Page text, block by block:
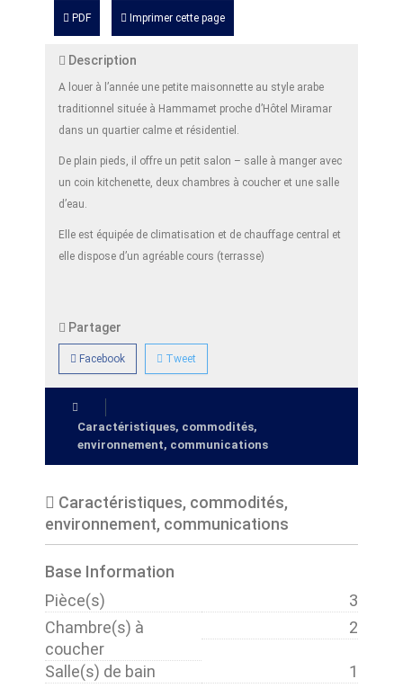
PDF Imprimer cette page
Description
A louer à l’année une petite maisonnette au style arabe
traditionnel située à Hammamet proche d’Hôtel Miramar
dans un quartier calme et résidentiel.
De plain pieds, il offre un petit salon – salle à manger avec
un coin kitchenette, deux chambres à coucher et une salle
d’eau.
Elle est équipée de climatisation et de chauffage central et
elle dispose d’un agréable cours (terrasse)
Partager
Facebook Tweet
Caractéristiques, commodités,
environnement, communications
Caractéristiques, commodités,
environnement, communications
Base Information
Pièce(s)
3
Chambre(s) à
coucher
2
Salle(s) de bain
1